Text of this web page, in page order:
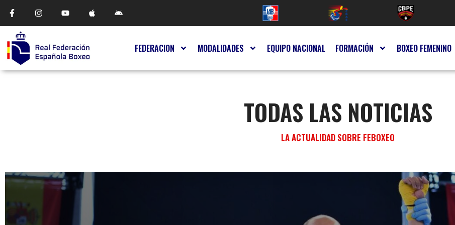
FEDERACION MODALIDADES EQUIPO NACIONAL FORMACIÓN BOXEO FEMENINO
TODAS LAS NOTICIAS
LA ACTUALIDAD SOBRE FEBOXEO